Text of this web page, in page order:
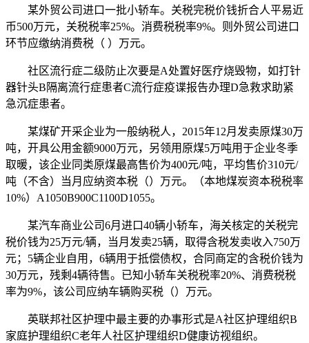
某外贸公司进口一批小轿车。关税完税价钱折合人平易近
币500万元，关税税率25%。消费税税率9%。则外贸公司进口
环节应缴纳消费税（ ）万元。
社区流行症二级防止次要是A处置好医疗烧毁物，如打针
器针头B隔离流行症患者C流行症疫谍报告办理D急救求助紧
急沉症患者。
某煤矿开采企业为一般纳税人，2015年12月发卖原煤30万
吨，开具公用金额9000万元，另领用原煤5万吨用于企业冬季
取暖，该企业同类原煤最高售价为400元/吨，平均售价310元/
吨（不含）当月应纳资本税（）万元。（本地煤炭资本税税率
10%）A1050B900C1100D1055。
某汽车商业公司6月进口40辆小轿车，海关核定的关税完
税价钱为25万元/辆，当月发卖25辆，取得含税发卖收入750万
元；5辆企业自用，6辆用于抵偿债权，合同商定的含税价钱为
30万元，残剩4辆待售。已知小轿车关税税率20%、消费税税
率为9%，该公司应纳车辆购买税（）万元。
英联邦社区护理中最主要的办事形式是A社区护理组织B
家庭护理组织C老年人社区护理组织D健康访视组织。